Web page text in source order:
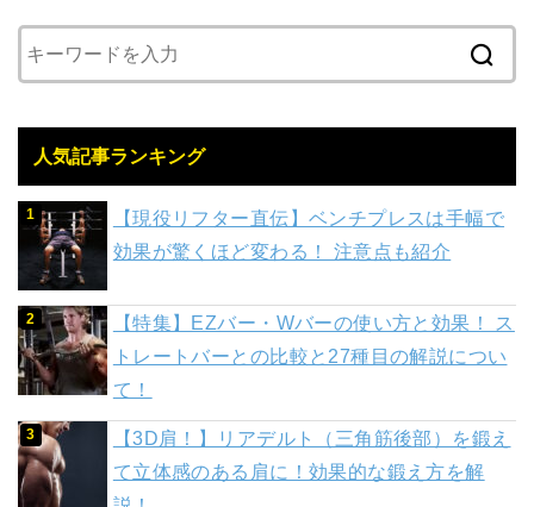
人気記事ランキング
【現役リフター直伝】ベンチプレスは手幅で
効果が驚くほど変わる！ 注意点も紹介
【特集】EZバー・Wバーの使い方と効果！ ス
トレートバーとの比較と27種目の解説につい
て！
【3D肩！】リアデルト（三角筋後部）を鍛え
て立体感のある肩に！効果的な鍛え方を解